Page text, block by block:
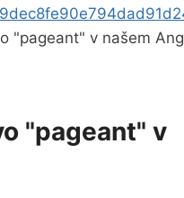
"pageant" v našem
"pageant" v